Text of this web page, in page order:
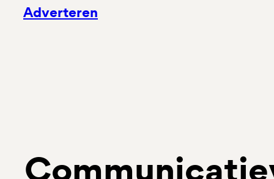
Adverteren